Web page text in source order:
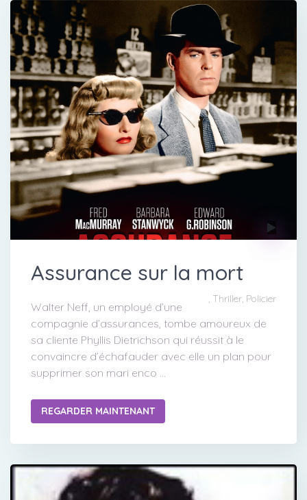
Assurance sur la mort
, Thriller, Policier
Walter Neff, un employé d’une
compagnie d’assurances, tombe amoureux de
sa cliente Phyllis Dietrichson qui réussit à le
convaincre d’échafauder avec elle un plan pour
supprimer son mari enco ...
REGARDER MAINTENANT